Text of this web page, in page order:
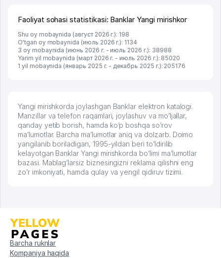
Faoliyat sohasi statistikasi: Banklar Yangi mirishkor
Shu oy mobaynida (август 2026 г.): 198
O'tgan oy mobaynida (июль 2026 г.): 1134
3 oy mobaynida (июнь 2026 г. - июль 2026 г.): 38988
Yarim yil mobaynida (март 2026 г. - июль 2026 г.): 85020
1 yil mobaynida (январь 2025 г. - декабрь 2025 г.): 205176
Yangi mirishkorda joylashgan Banklar elektron katalogi.
Manzillar va telefon raqamlari, joylashuv va mo’ljallar,
qanday yetib borish, hamda ko’p boshqa so’rov
ma’lumotlar. Barcha ma’lumotlar aniq va dolzarb. Doimo
yangilanib boriladigan, 1995-yildan beri to’ldirilib
kelayotgan Banklar Yangi mirishkorda bo’limi ma’lumotlar
bazasi. Mablag’larsiz biznesingizni reklama qilishni eng
zo’r imkoniyati, hamda qulay va yengil qidiruv tizimi.
Barcha ruknlar
Kompaniya haqida